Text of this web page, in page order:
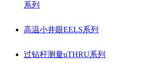
系列
高温小井眼EELS系列
过钻杆测量uTHRU系列